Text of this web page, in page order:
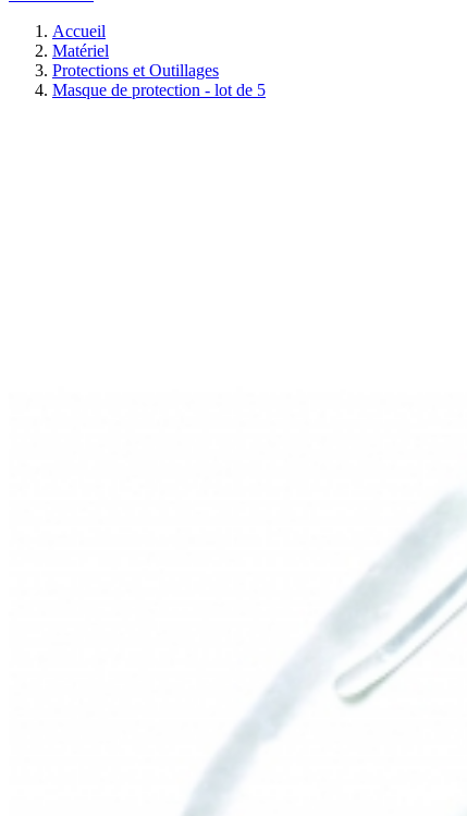
Accueil
Matériel
Protections et Outillages
Masque de protection - lot de 5